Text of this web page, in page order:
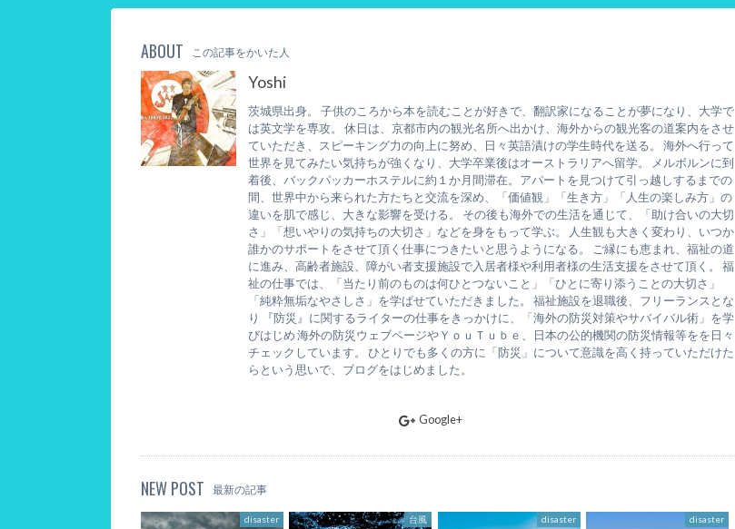
ABOUT この記事をかいた人
Yoshi
茨城県出身。 子供のころから本を読むことが好きで、翻訳家になることが夢になり、大学で
は英文学を専攻。 休日は、京都市内の観光名所へ出かけ、海外からの観光客の道案内をさせ
ていただき、スピーキング力の向上に努め、日々英語漬けの学生時代を送る。 海外へ行って
世界を見てみたい気持ちが強くなり、大学卒業後はオーストラリアへ留学。 メルボルンに到
着後、バックパッカーホステルに約１か月間滞在。アパートを見つけて引っ越しするまでの
間、世界中から来られた方たちと交流を深め、「価値観」「生き方」「人生の楽しみ方」の
違いを肌で感じ、大きな影響を受ける。 その後も海外での生活を通じて、「助け合いの大切
さ」「想いやりの気持ちの大切さ」などを身をもって学ぶ。 人生観も大きく変わり、いつか
誰かのサポートをさせて頂く仕事につきたいと思うようになる。 ご縁にも恵まれ、福祉の道
に進み、高齢者施設、障がい者支援施設で入居者様や利用者様の生活支援をさせて頂く。 福
祉の仕事では、「当たり前のものは何ひとつないこと」「ひとに寄り添うことの大切さ」
「純粋無垢なやさしさ」を学ばせていただきました。 福祉施設を退職後、フリーランスとな
り 『防災』に関するライターの仕事をきっかけに、「海外の防災対策やサバイバル術」を学
びはじめ 海外の防災ウェブページやＹｏｕＴｕｂｅ、日本の公的機関の防災情報等をを日々
チェックしています。 ひとりでも多くの方に「防災」について意識を高く持っていただけた
らという思いで、ブログをはじめました。
Google+
NEW POST 最新の記事
disaster 台風 disaster disaster